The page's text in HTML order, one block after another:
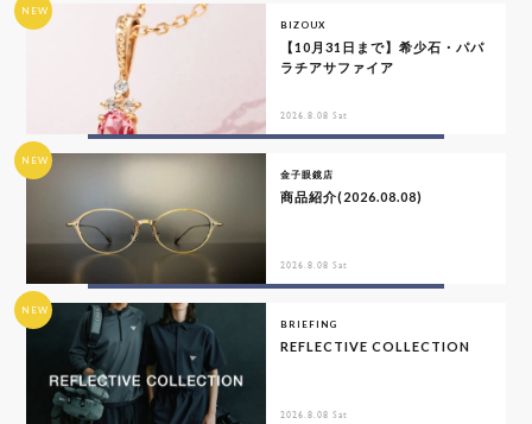
NEW
BIZOUX
【10月31日まで】希少石・パパ
ラチアサファイア
2026.8.08 Sat
NEW
金子眼鏡店
商品紹介(2026.08.08)
2026.8.08 Sat
NEW
BRIEFING
REFLECTIVE COLLECTION
2026.8.08 Sat